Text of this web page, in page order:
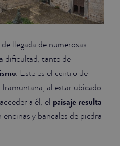
llegada de numerosas
dificultad, tanto de
. Este es el centro de
al estar ubicado
a él, el paisaje resulta
encinas y bancales de piedra